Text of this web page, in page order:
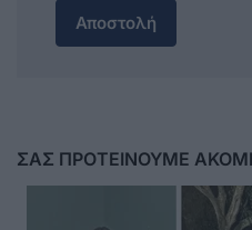
Αποστολή
ΣΑΣ ΠΡΟΤΕΙΝΟΥΜΕ